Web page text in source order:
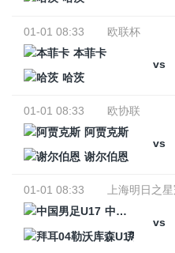
01-01 08:33
欧联杯
本菲卡
vs
哈茨
01-01 08:33
欧协联
阿贾克斯
vs
谢尔伯恩
01-01 08:33
上海明日之
中国男足U17
vs
拜耳04勒